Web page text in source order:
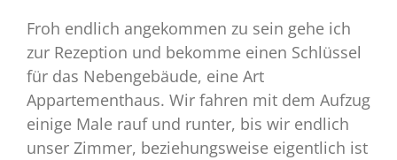
Froh endlich angekommen zu sein gehe ich
zur Rezeption und bekomme einen Schlüssel
für das Nebengebäude, eine Art
Appartementhaus. Wir fahren mit dem Aufzug
einige Male rauf und runter, bis wir endlich
unser Zimmer, beziehungsweise eigentlich ist